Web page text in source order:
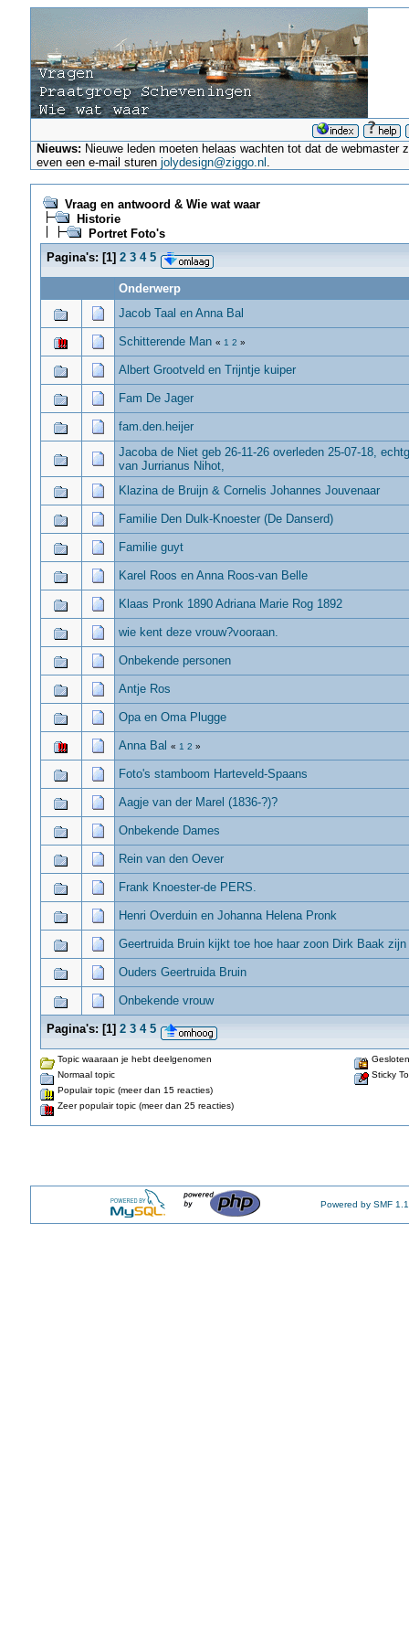
Nieuws: Nieuwe leden moeten helaas wachten tot dat de
even een e-mail sturenjolydesign@ziggo.nl .
Vraag en antwoord & Wie wat waar
Historie
Portret Foto's
Pagina's:[1] 2 3 4 5
Onderwerp
Jacob Taal en Anna Bal
Schitterende Man « 1 2 »
Albert Grootveld en Trijntje kuiper
Fam De Jager
fam.den.heijer
Jacoba de Niet geb 26-11-26 overleden 25-07-18,
van Jurrianus Nihot,
Klazina de Bruijn & Cornelis Johannes Jouvenaar
Familie Den Dulk-Knoester (De Danserd)
Familie guyt
Karel Roos en Anna Roos-van Belle
Klaas Pronk 1890 Adriana Marie Rog 1892
wie kent deze vrouw?vooraan.
Onbekende personen
Antje Ros
Opa en Oma Plugge
Anna Bal « 1 2 »
Foto's stamboom Harteveld-Spaans
Aagje van der Marel (1836-?)?
Onbekende Dames
Rein van den Oever
Frank Knoester-de PERS.
Henri Overduin en Johanna Helena Pronk
Geertruida Bruin kijkt toe hoe haar zoon Dirk Baak zijn
Ouders Geertruida Bruin
Onbekende vrouw
Pagina's:[1] 2 3 4 5
Topic waaraan je hebt deelgenomen
Normaal topic
Populair topic (meer dan 15 reacties)
Zeer populair topic (meer dan 25 reacties)
Sticky
Powered by SMF